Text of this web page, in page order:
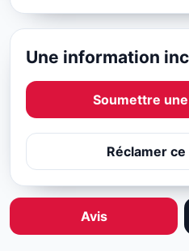
Une information
Soumettre
Réclamer
Avis